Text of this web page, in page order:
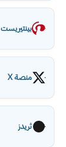
بينتيريست
منصة X
ثريدز